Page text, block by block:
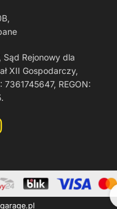
Rejonowy dla
XII Gospodarczy,
7361745647, REGON: